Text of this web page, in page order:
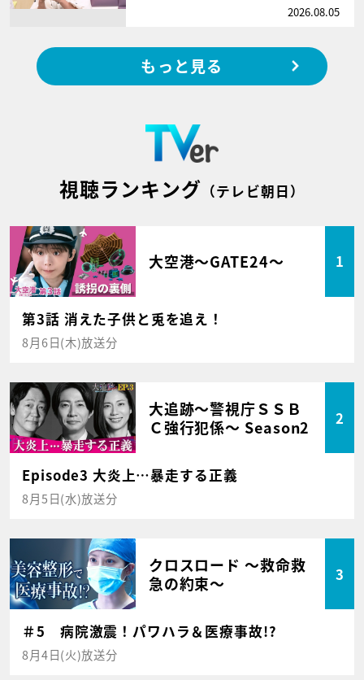
2026.08.05
もっと見る
視聴ランキング （テレビ朝日）
大空港～GATE24～ 1
第3話 消えた子供と兎を追え！
8月6日(木)放送分
大追跡～警視庁ＳＳＢ
Ｃ強行犯係～ Season2
2
Episode3 大炎上…暴走する正義
8月5日(水)放送分
クロスロード ～救命救
急の約束～
3
＃5 病院激震！パワハラ＆医療事故!?
8月4日(火)放送分